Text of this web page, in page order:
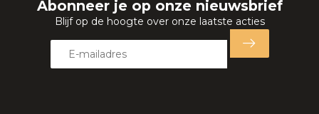
Abonneer je op onze nieuwsbrief
Blijf op de hoogte over onze laatste acties